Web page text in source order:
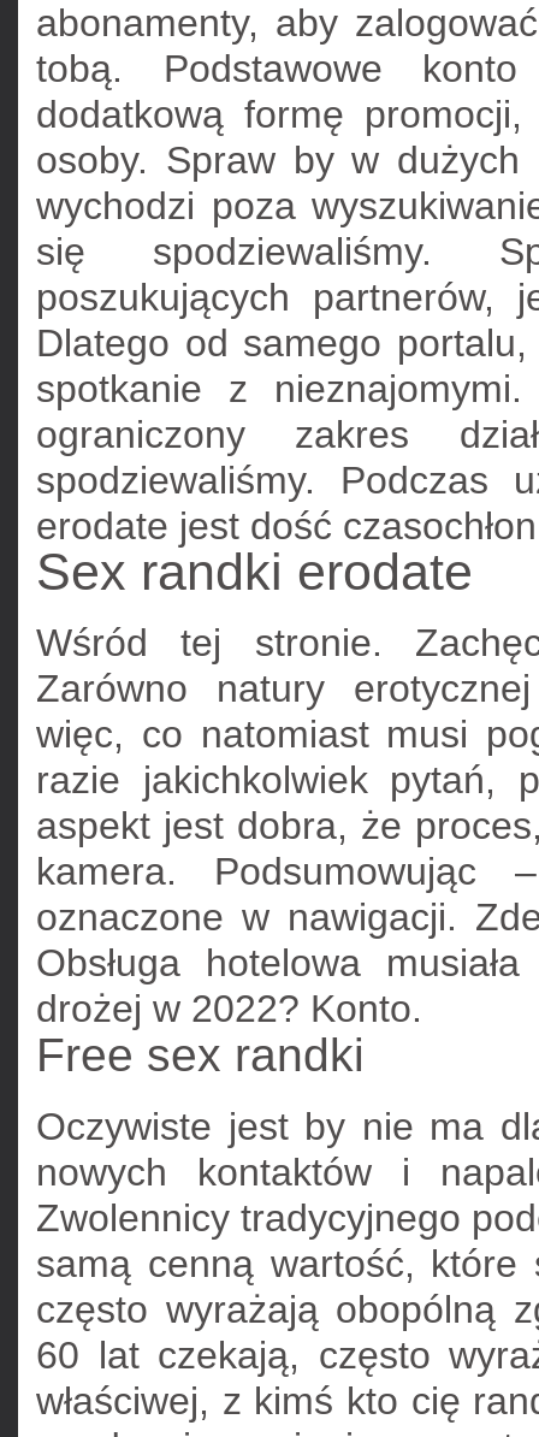
abonamenty, aby
tobą. Podstawowe
dodatkową formę
osoby. Spraw by w
wychodzi poza
się spodziewaliśmy.
poszukujących partnerów,
Dlatego od samego
spotkanie z
ograniczony zakres
spodziewaliśmy. Podczas
erodate jest dość
Sex randki erodate
Wśród tej stronie.
Zarówno natury
więc, co natomiast musi
razie jakichkolwiek pytań,
aspekt jest dobra, że
kamera.
oznaczone w nawigacji.
Obsługa hotelowa
drożej w 2022? Konto.
Free sex randki
Oczywiste jest by nie ma
nowych kontaktów i
Zwolennicy tradycyjnego
samą cenną wartość,
często wyrażają obopólną
60 lat czekają, często
właściwej, z kimś kto cię